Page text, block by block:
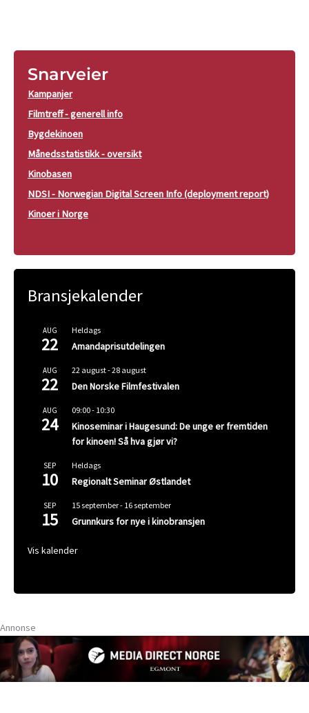
Snarveier
Kampanjer
Filmtreff - generell info
Bygdekinoen
Månedsstatistikk - oversikt
Kinobasen
NDSI - Norwegian Digital Screen Info (deployment report)
Kinoer i Norge
Bransjekalender
AUG
22
Heldags
Amandaprisutdelingen
AUG
22
22 august-28 august
Den Norske Filmfestivalen
AUG
24
09:00- 10:30
Kinoseminar i Haugesund: De unge er fremtiden
for kinoen! Så hva gjør vi?
SEP
10
Heldags
Regionalt Seminar Østlandet
SEP
15
15 september- 16 september
Grunnkurs for nye i kinobransjen
Vis kalender
Annonse